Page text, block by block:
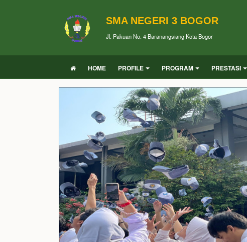
SMA NEGERI 3 BOGOR
Jl. Pakuan No. 4 Baranangsiang Kota Bogor
HOME PROFILE PROGRAM PRESTASI